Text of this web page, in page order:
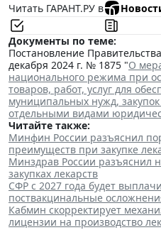
Читать ГАРАНТ.РУ в
Документы по теме:
Постановление
декабря 2024 г. № 1875 "О
национального режима при
товаров, работ, услуг для
муниципальных нужд, закупок
отдельными видами
Читайте также:
Минфин России разъяснил
преимуществ при закупке
Минздрав России разъяснил
закупках лекарств
СФР с 2027 года будет
поствакцинальные
Кабмин скорректирует
лицензии на производство